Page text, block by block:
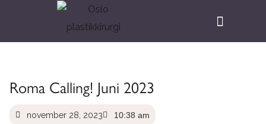
Roma Calling! Juni 2023
november 28, 2023 10:38 am